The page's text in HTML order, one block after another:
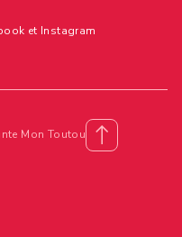
et Instagram
Mon Toutou